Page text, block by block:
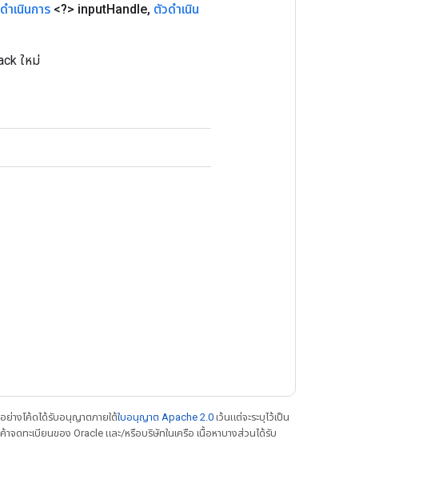
ำเนินการ <?> inputHandle, ตัวดำเนิน
ใหม่
ย่างโค้ดได้รับอนุญาตภายใต้ใบอนุญาต Apache 2.0 เว้นแต่จะระบุไว้เป็น
าจดทะเบียนของ Oracle และ/หรือบริษัทในเครือ เนื้อหาบางส่วนได้รับ